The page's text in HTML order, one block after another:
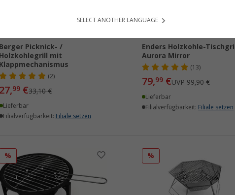
Berger Picknick- /
Holzkohlegrill mit
Klappmechanismus
(2)
27,99 €33,10 €
Lieferbar
Filialverfügbarkeit: Filiale setzen
Enders Holzkohle-Tischgrill
Aurora Mirror
(13)
79,99€UVP99,90 €
Lieferbar
Filialverfügbarkeit: Filiale setzen
% %
SELECT ANOTHER LANGUAGE